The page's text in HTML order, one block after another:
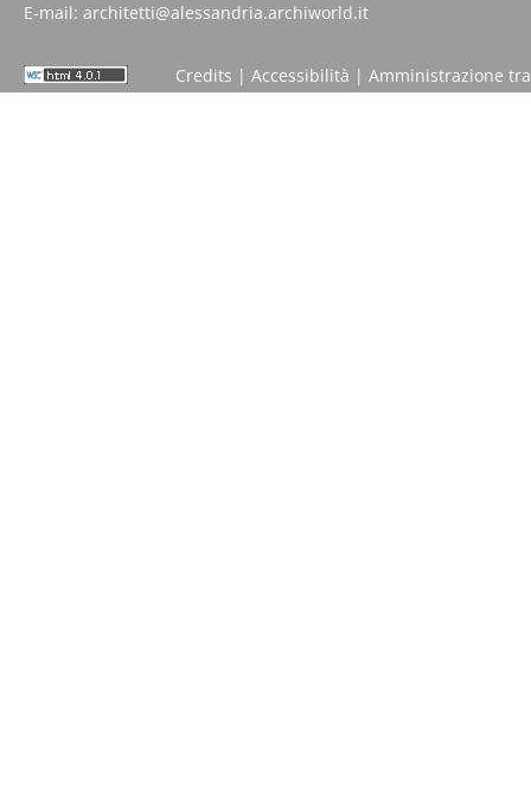
E-mail: architetti@alessandria.archiworld.it
Credits | Accessibilità | Amministrazione